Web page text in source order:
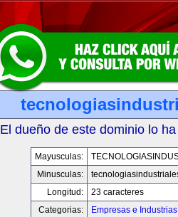
El dueño de este dominio lo
Mayusculas:
Minusculas:
Longitud:
23 caracteres
Categorias:
Empresas e Industrias